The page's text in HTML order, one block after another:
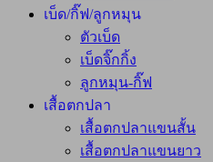
เบ็ด/กิ๊ฟ/ลูกหมุน
ตัวเบ็ด
เบ็ดจิ๊กกิ้ง
ลูกหมุน-กิ๊ฟ
เสื้อตกปลา
เสื้อตกปลาแขนสั้น
เสื้อตกปลาแขนยาว